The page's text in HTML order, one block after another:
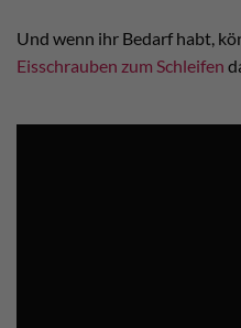
Und wenn ihr Bedarf habt,
Eisschrauben zum Schleifen